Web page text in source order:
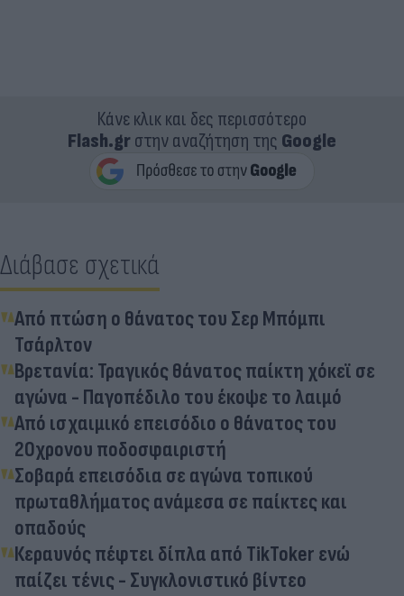
Κάνε κλικ και δες περισσότερο
Flash.grστην αναζήτηση της Google
Διάβασε σχετικά
Από πτώση ο θάνατος του Σερ Μπόμπι
Τσάρλτον
Βρετανία: Τραγικός θάνατος παίκτη χόκεϊ σε
αγώνα - Παγοπέδιλο του έκοψε το λαιμό
Από ισχαιμικό επεισόδιο ο θάνατος του
20χρονου ποδοσφαιριστή
Σοβαρά επεισόδια σε αγώνα τοπικού
πρωταθλήματος ανάμεσα σε παίκτες και
οπαδούς
Κεραυνός πέφτει δίπλα από TikToker ενώ
παίζει τένις - Συγκλονιστικό βίντεο